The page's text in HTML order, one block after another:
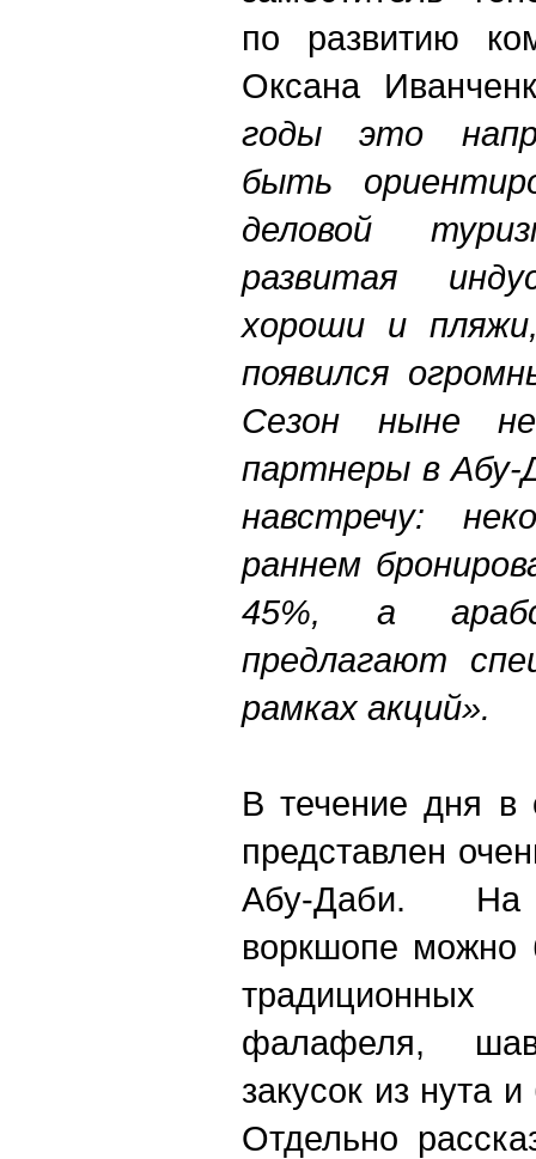
по развитию
Оксана
годы это
быть
деловой
развитая
хороши и
появился
Сезон ныне
партнеры в
навстречу:
раннем
45%, а
предлагают
рамках акций».
В течение дня
представлен
Абу-Даби. На
воркшопе можно
фалафеля,
закусок из нута
Отдельно